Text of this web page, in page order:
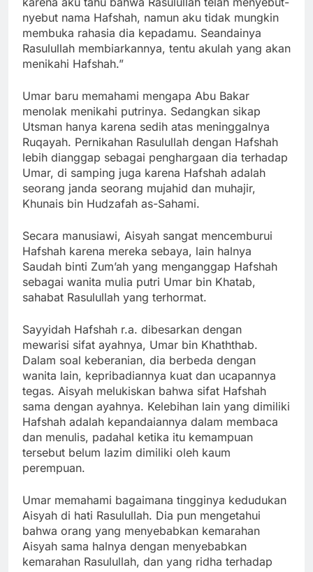
nyebut nama Hafshah, namun aku tidak mungkin
membuka rahasia dia kepadamu. Seandainya
Rasulullah membiarkannya, tentu akulah yang akan
menikahi Hafshah.”
Umar baru memahami mengapa Abu Bakar
menolak menikahi putrinya. Sedangkan sikap
Utsman hanya karena sedih atas meninggalnya
Ruqayah. Pernikahan Rasulullah dengan Hafshah
lebih dianggap sebagai penghargaan dia terhadap
Umar, di samping juga karena Hafshah adalah
seorang janda seorang mujahid dan muhajir,
Khunais bin Hudzafah as-Sahami.
Secara manusiawi, Aisyah sangat mencemburui
Hafshah karena mereka sebaya, lain halnya
Saudah binti Zum’ah yang menganggap Hafshah
sebagai wanita mulia putri Umar bin Khatab,
sahabat Rasulullah yang terhormat.
Sayyidah Hafshah r.a. dibesarkan dengan
mewarisi sifat ayahnya, Umar bin Khaththab.
Dalam soal keberanian, dia berbeda dengan
wanita lain, kepribadiannya kuat dan ucapannya
tegas. Aisyah melukiskan bahwa sifat Hafshah
sama dengan ayahnya. Kelebihan lain yang dimiliki
Hafshah adalah kepandaiannya dalam membaca
dan menulis, padahal ketika itu kemampuan
tersebut belum lazim dimiliki oleh kaum
perempuan.
Umar memahami bagaimana tingginya kedudukan
Aisyah di hati Rasulullah. Dia pun mengetahui
bahwa orang yang menyebabkan kemarahan
Aisyah sama halnya dengan menyebabkan
kemarahan Rasulullah, dan yang ridha terhadap